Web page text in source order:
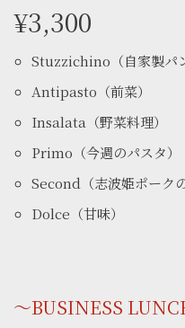
¥3,300
Stuzzichino（自家製パ
Antipasto（前菜）
Insalata（野菜料理）
Primo（今週のパスタ）
Second（志波姫ポーク
Dolce（甘味）
〜BUSINESS